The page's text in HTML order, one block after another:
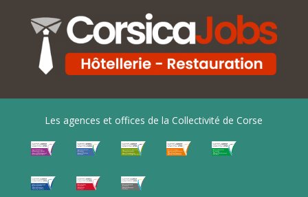
Les agences et offices de la Collectivité de Corse